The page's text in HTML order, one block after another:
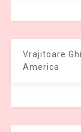
Vrajitoare
America